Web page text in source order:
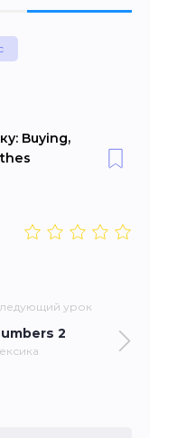
Buying,
урок
2